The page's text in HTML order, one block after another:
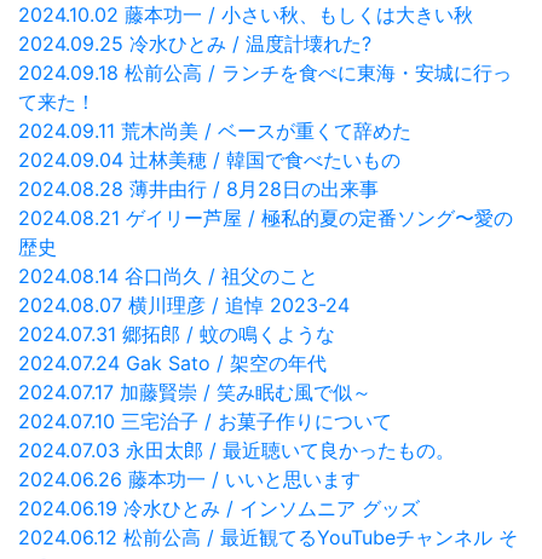
2024.10.02 藤本功一 / 小さい秋、もしくは大きい秋
2024.09.25 冷水ひとみ / 温度計壊れた?
2024.09.18 松前公高 / ランチを食べに東海・安城に行っ
て来た！
2024.09.11 荒木尚美 / ベースが重くて辞めた
2024.09.04 辻林美穂 / 韓国で食べたいもの
2024.08.28 薄井由行 / 8月28日の出来事
2024.08.21 ゲイリー芦屋 / 極私的夏の定番ソング〜愛の
歴史
2024.08.14 谷口尚久 / 祖父のこと
2024.08.07 横川理彦 / 追悼 2023-24
2024.07.31 郷拓郎 / 蚊の鳴くような
2024.07.24 Gak Sato / 架空の年代
2024.07.17 加藤賢崇 / 笑み眠む風で似～
2024.07.10 三宅治子 / お菓子作りについて
2024.07.03 永田太郎 / 最近聴いて良かったもの。
2024.06.26 藤本功一 / いいと思います
2024.06.19 冷水ひとみ / インソムニア グッズ
2024.06.12 松前公高 / 最近観てるYouTubeチャンネル そ